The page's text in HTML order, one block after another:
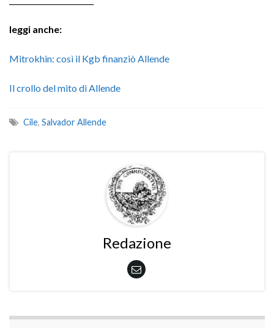
leggi anche:
Mitrokhin: così il Kgb finanziò Allende
Il crollo del mito di Allende
Cile, Salvador Allende
Redazione